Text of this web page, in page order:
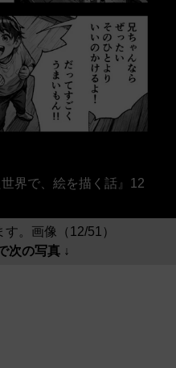
世界で、絵を描く話』12
。画像（12/51）
次の写真 ↓